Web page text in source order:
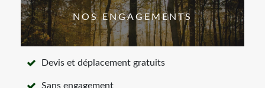
NOS ENGAGEMENTS
Devis et déplacement gratuits
Sans engagement